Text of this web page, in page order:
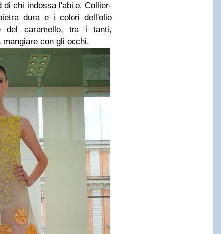
di chi indossa l'abito. Collier-
dura e i colori dell'olio
del caramello, tra i tanti,
mangiare con gli occhi.